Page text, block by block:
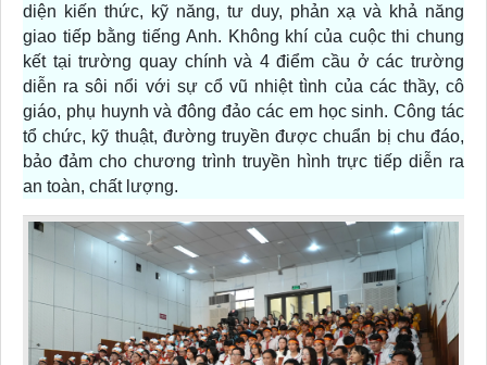
diện kiến thức, kỹ năng, tư duy, phản xạ và khả năng
giao tiếp bằng tiếng Anh. Không khí của cuộc thi chung
kết tại trường quay chính và 4 điểm cầu ở các trường
diễn ra sôi nổi với sự cổ vũ nhiệt tình của các thầy, cô
giáo, phụ huynh và đông đảo các em học sinh. Công tác
tổ chức, kỹ thuật, đường truyền được chuẩn bị chu đáo,
bảo đảm cho chương trình truyền hình trực tiếp diễn ra
an toàn, chất lượng.